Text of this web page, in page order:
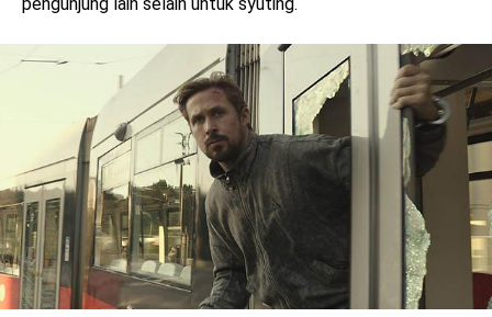
pengunjung lain selain untuk syuting.